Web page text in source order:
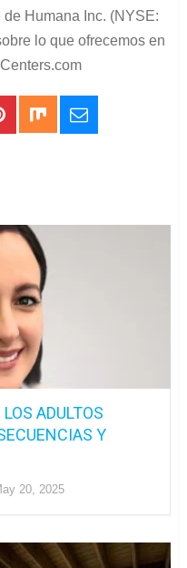
Humana Inc. (NYSE:
lo que ofrecemos en
ADULTOS
Y
20, 2025